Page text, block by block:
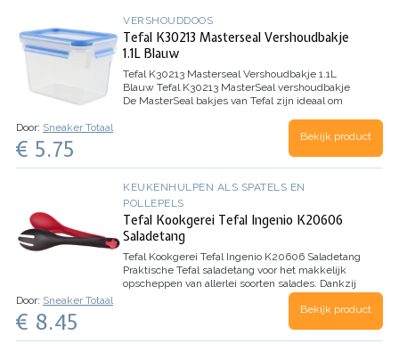
VERSHOUDDOOS
Tefal K30213 Masterseal Vershoudbakje
1.1L Blauw
Tefal K30213 Masterseal Vershoudbakje 1.1L
Blauw Tefal K30213 MasterSeal vershoudbakje
De MasterSeal bakjes van Tefal zijn ideaal om
Je eten blijft er zelfs langer vers in. Dit komt door
Door: Sneaker Totaal
€ 5.75 Bekijk product
KEUKENHULPEN ALS SPATELS EN
POLLEPELS
Tefal Kookgerei Tefal Ingenio K20606
Saladetang
Tefal Kookgerei Tefal Ingenio K20606 Saladetang
Praktische Tefal saladetang voor het makkelijk
opscheppen van allerlei soorten salades. Dankzij
het handige klik-systeem aan het uiteinde van
de handgreep, kan de tang op twee manieren
Door: Sneaker Totaal
€ 8.45 Bekijk product